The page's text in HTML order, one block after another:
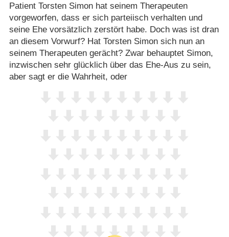
Patient Torsten Simon hat seinem Therapeuten
vorgeworfen, dass er sich parteiisch verhalten und
seine Ehe vorsätzlich zerstört habe. Doch was ist dran
an diesem Vorwurf? Hat Torsten Simon sich nun an
seinem Therapeuten gerächt? Zwar behauptet Simon,
inzwischen sehr glücklich über das Ehe-Aus zu sein,
aber sagt er die Wahrheit, oder